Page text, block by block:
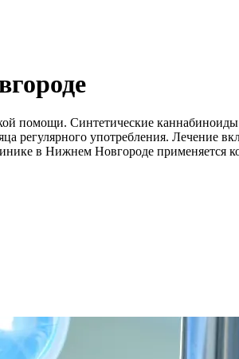
помощи. Синтетические
регулярного употребления. Лечение
в Нижнем Новгороде применяется